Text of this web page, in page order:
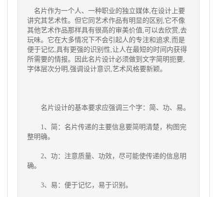
名片作为一个人、一种职业的独立媒体,在设计上要
讲究其艺术性。但它同艺术作品有明显的区别,它不像
其他艺术作品那样具有很高的审美价值,可以去欣赏,去
玩味。它在大多情况下不会引起人的专注和追求,而是
便于记忆,具有更强的识别性,让人在最短的时间内获得
所需要的情报。因此名片设计必须做到文字简明扼要,
字体层次分明,强调设计意识,艺术风格要新颖。
名片设计的基本要求应强调三个字：简、功、易。
1、简：名片传递的主要信息要简明清楚，构图完
整明确。
2、功：注意质量、功效，尽可能使传递的信息明
确。
3、易：便于记忆，易于识别。